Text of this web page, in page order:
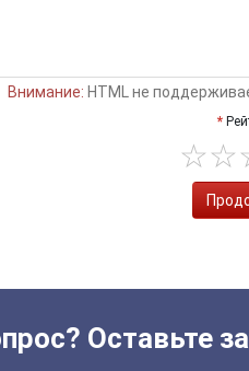
Внимание: HTML не
Оставьте